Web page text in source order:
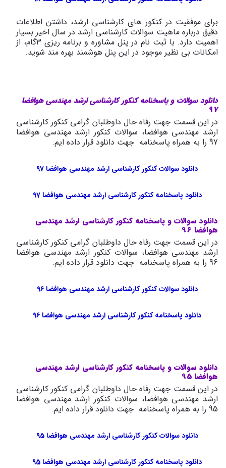
برای موفقیت در کنکور های کارشناسی ارشد، داشتن اطلاعات
دقیق درباره ماهیت سوالات کارشناسی ارشد در سال اخیر بسیار
اهمیت دارد. با ثبت نام در پنل مشاوره و برنامه ریزی 3گام، از
امکانات بی نظیر موجود در این پنل هوشمند بهره مند شوید.
دانلود سوالات و پاسخنامه کنکور کارشناسی ارشد مهندسی هوافضا
97
در این قسمت جهت رفاه حال داوطلبان گرامی کنکور کارشناسی
ارشد مهندسی هوافضا، سوالات کنکور ارشد مهندسی هوافضا
97 را به همراه پاسخنامه جهت دانلود قرار داده ایم.
دانلود سوالات کنکور کارشناسی ارشد مهندسی هوافضا 97
دانلود پاسخنامه کنکور کارشناسی ارشد مهندسی هوافضا 97
دانلود سوالات و پاسخنامه کنکور کارشناسی ارشد مهندسی
هوافضا 96
در این قسمت جهت رفاه حال داوطلبان گرامی کنکور کارشناسی
ارشد مهندسی هوافضا، سوالات کنکور ارشد مهندسی هوافضا
96 را به همراه پاسخنامه جهت دانلود قرار داده ایم.
دانلود سوالات کنکور کارشناسی ارشد مهندسی هوافضا 96
دانلود پاسخنامه کنکور کارشناسی ارشد مهندسی هوافضا 96
دانلود سوالات و پاسخنامه کنکور کارشناسی ارشد مهندسی
هوافضا 95
در این قسمت جهت رفاه حال داوطلبان گرامی کنکور کارشناسی
ارشد مهندسی هوافضا، سوالات کنکور ارشد مهندسی هوافضا
95 را به همراه پاسخنامه جهت دانلود قرار داده ایم.
دانلود سوالات کنکور کارشناسی ارشد مهندسی هوافضا 95
دانلود پاسخنامه کنکور کارشناسی ارشد مهندسی هوافضا 95